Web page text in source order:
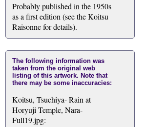
Probably published in the 1950s
as a first edition (see the Koitsu
Raisonne for details).
The following information was
taken from the original web
listing of this artwork. Note that
there may be some inaccuracies:
Koitsu, Tsuchiya- Rain at
Horyuji Temple, Nara-
Full19.jpg: